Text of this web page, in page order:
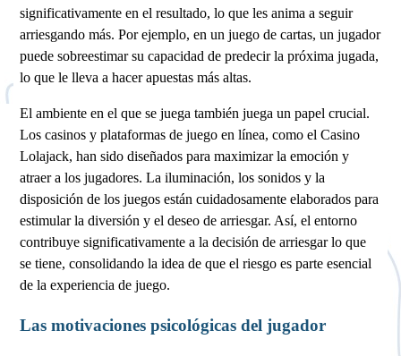
significativamente en el resultado, lo que les anima a seguir
arriesgando más. Por ejemplo, en un juego de cartas, un jugador
puede sobreestimar su capacidad de predecir la próxima jugada,
lo que le lleva a hacer apuestas más altas.
El ambiente en el que se juega también juega un papel crucial.
Los casinos y plataformas de juego en línea, como el Casino
Lolajack, han sido diseñados para maximizar la emoción y
atraer a los jugadores. La iluminación, los sonidos y la
disposición de los juegos están cuidadosamente elaborados para
estimular la diversión y el deseo de arriesgar. Así, el entorno
contribuye significativamente a la decisión de arriesgar lo que
se tiene, consolidando la idea de que el riesgo es parte esencial
de la experiencia de juego.
Las motivaciones psicológicas del jugador